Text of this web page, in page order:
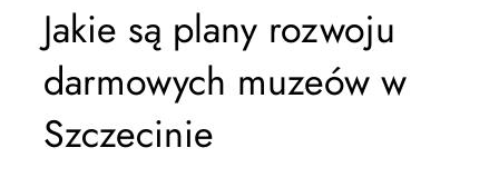
Jakie są plany rozwoju
darmowych muzeów w
Szczecinie